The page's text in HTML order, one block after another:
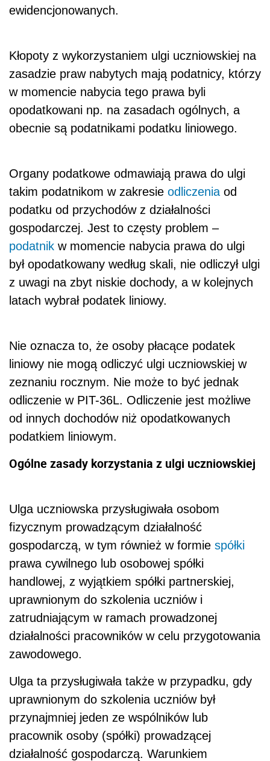
ewidencjonowanych.
Kłopoty z wykorzystaniem ulgi uczniowskiej na
zasadzie praw nabytych mają podatnicy, którzy
w momencie nabycia tego prawa byli
opodatkowani np. na zasadach ogólnych, a
obecnie są podatnikami podatku liniowego.
Organy podatkowe odmawiają prawa do ulgi
takim podatnikom w zakresie odliczenia od
podatku od przychodów z działalności
gospodarczej. Jest to częsty problem –
podatnik w momencie nabycia prawa do ulgi
był opodatkowany według skali, nie odliczył ulgi
z uwagi na zbyt niskie dochody, a w kolejnych
latach wybrał podatek liniowy.
Nie oznacza to, że osoby płacące podatek
liniowy nie mogą odliczyć ulgi uczniowskiej w
zeznaniu rocznym. Nie może to być jednak
odliczenie w PIT-36L. Odliczenie jest możliwe
od innych dochodów niż opodatkowanych
podatkiem liniowym.
Ogólne zasady korzystania z ulgi uczniowskiej
Ulga uczniowska przysługiwała osobom
fizycznym prowadzącym działalność
gospodarczą, w tym również w formie spółki
prawa cywilnego lub osobowej spółki
handlowej, z wyjątkiem spółki partnerskiej,
uprawnionym do szkolenia uczniów i
zatrudniającym w ramach prowadzonej
działalności pracowników w celu przygotowania
zawodowego.
Ulga ta przysługiwała także w przypadku, gdy
uprawnionym do szkolenia uczniów był
przynajmniej jeden ze wspólników lub
pracownik osoby (spółki) prowadzącej
działalność gospodarczą. Warunkiem